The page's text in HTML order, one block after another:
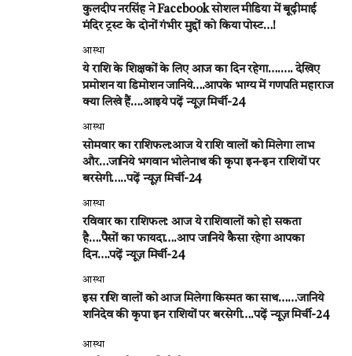
कुलदीप नरसिंह ने Facebook सोशल मीडिया में बूढ़ीमाई
मंदिर ट्रस्ट के दोनों गंभीर मुद्दों को किया पोस्ट…!
आस्था
ये राशि के शिक्षकों के लिए आज का दिन रहेगा….…. देखिए
प्रमोशन या डिमोशन जानिये….आपके भाग्य में गणपति महाराज
क्या लिखे हैं….आइये पढ़ें न्यूज़ मिर्ची-24
आस्था
सोमवार का राशिफल:आज ये राशि वालों को मिलेगा लाभ
और…जानिये भगवान भोलेनाथ की कृपा इन-इन राशियों पर
बरसेगी…..पढ़ें न्यूज़ मिर्ची-24
आस्था
रविवार का राशिफल: आज ये राशिवालों को हो सकता
है….पैसों का फायदा….आप जानिये कैसा रहेगा आपका
दिन….पढ़ें न्यूज़ मिर्ची-24
आस्था
इस राशि वालों को आज मिलेगा किस्मत का साथ……जानिये
शनिदेव की कृपा इन राशियों पर बरसेगी….पढ़ें न्यूज़ मिर्ची-24
आस्था